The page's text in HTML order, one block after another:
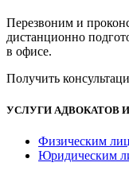
Перезвоним и
дистанционно
в офисе.
Получить
УСЛУГИ АДВОКАТОВ
Физическим
Юридическим